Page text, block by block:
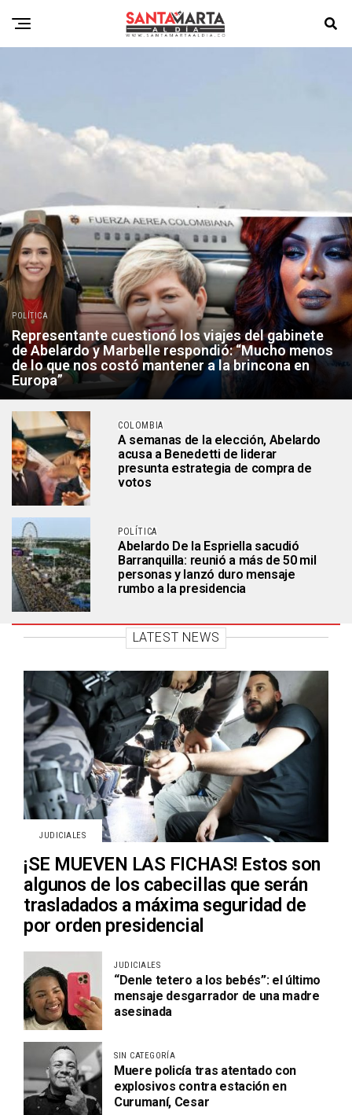
POLÍTICA
Representante cuestionó los viajes del gabinete
de Abelardo y Marbelle respondió: “Mucho menos
de lo que nos costó mantener a la brincona en
Europa”
COLOMBIA
A semanas de la elección, Abelardo
acusa a Benedetti de liderar
presunta estrategia de compra de
votos
POLÍTICA
Abelardo De la Espriella sacudió
Barranquilla: reunió a más de 50 mil
personas y lanzó duro mensaje
rumbo a la presidencia
LATEST NEWS
JUDICIALES
¡SE MUEVEN LAS FICHAS! Estos son
algunos de los cabecillas que serán
trasladados a máxima seguridad de
por orden presidencial
JUDICIALES
“Denle tetero a los bebés”: el último
mensaje desgarrador de una madre
asesinada
SIN CATEGORÍA
Muere policía tras atentado con
explosivos contra estación en
Curumaní, Cesar